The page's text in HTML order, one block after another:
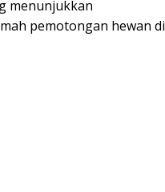
menunjukkan
pemotongan hewan di